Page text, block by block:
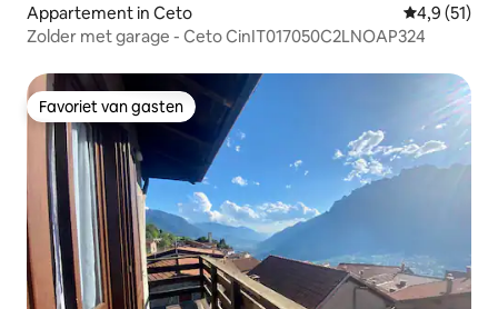
Appartement in Ceto
4,9 (51)
Zolder met garage - Ceto CinIT017050C2LNOAP324
Favoriet van gasten
Favoriet van gasten